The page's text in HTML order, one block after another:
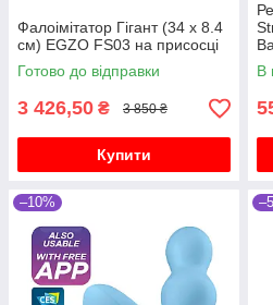
Фалоімітатор Гігант (34 х 8.4
см) EGZO FS03 на присосці
Готово до відправки
3 426,50 ₴ 3 850 ₴
Купити
В
–10%